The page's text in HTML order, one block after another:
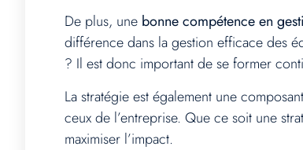
De plus, une bonne compétence en
différence dans la gestion efficace des
? Il est donc important de se former
La stratégie est également une
ceux de l’entreprise. Que ce soit une
maximiser l’impact.